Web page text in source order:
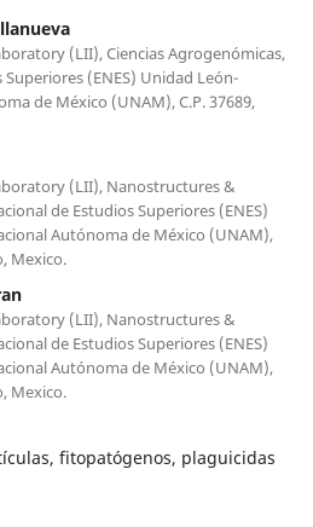
(LII), Ciencias Agrogenómicas,
(ENES) Unidad León-
de México (UNAM), C.P. 37689,
(LII), Nanostructures &
de Estudios Superiores (ENES)
Autónoma de México (UNAM),
Mexico.
(LII), Nanostructures &
de Estudios Superiores (ENES)
Autónoma de México (UNAM),
Mexico.
fitopatógenos, plaguicidas